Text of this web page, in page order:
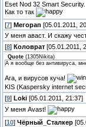
Eset Nod 32 Smart Security.
Как то так
[7] Мегорап [05.01.2011,
У меня аваст. И скажу
[8] Коловрат [05.01.2011,
Quote (1305Nikita)
А я вообще без антивируса,
Ага, и вирусов куча!
KIS (Kaspersky internet
[9] Loki [05.01.2011, 21:37]
У меня Avast!
[10] Чёрный_Сталкер